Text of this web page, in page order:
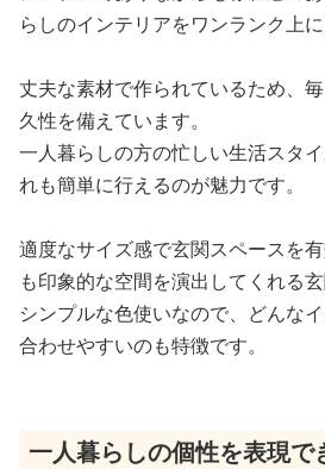
らしのインテリアをワンランク上に
丈夫な素材で作られているため、
久性を備えています。
一人暮らしの方の忙しい生活スタ
れも簡単に行えるのが魅力です。
適度なサイズ感で玄関スペースを
も印象的な空間を演出してくれる玄
シンプルな色使いなので、どんな
合わせやすいのも特徴です。
一人暮らしの個性を表現で